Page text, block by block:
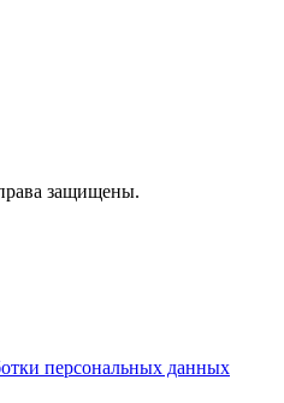
защищены.
персональных данных